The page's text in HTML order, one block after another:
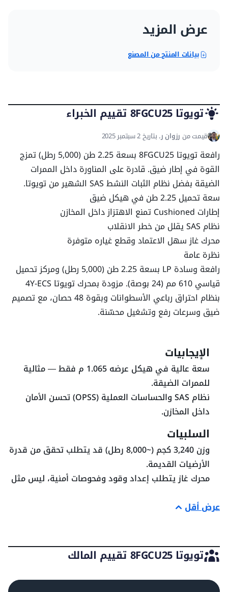
المحرك
عدد الاسطوانات
دورة المحرك @
عزم المحرك @
الصاري
سرعة الرفع
مركز الحمولة
سعة أنظمة الخدمة
سعة الوقود
سعة سائل الهيدروليك
النظام الهيدروليكي
ضغط صمام الهيدروليك
المواصفات التشغيلية
عدد العجلات الامامية
نوع الاطارات وسادة
الهيكل السفلي
عرض المزيد
بيانات المنتج من المصنع
تويوتا 8FGCU25 تقييم الخبراء
قيمت من رزوان ر. بتاريخ 2 سبتمبر 2025
رافعة تويوتا 8FGCU25 بسعة 2.25 طن (5,000 رطل) تمزج
القوة في إطار ضيق. قادرة على المناورة داخل الممرات
الضيقة بفضل نظام الثبات النشط SAS الشهير من تويوتا.
سعة تحميل 2.25 طن في هيكل ضيق
إطارات Cushioned تمنع الاهتزاز داخل المخازن
نظام SAS يقلل من خطر الانقلاب
محرك غاز سهل الاعتماد وقطع غياره متوفرة
نظرة عامة
رافعة وسادة LP بسعة 2.25 طن (5,000 رطل) ومركز تحميل
قياسي 610 مم (24 بوصة). مزودة بمحرك تويوتا 4Y-ECS
بنظام احتراق رباعي الأسطوانات وبقوة 48 حصان، مع تصميم
ضيق وسرعات رفع وتشغيل محسّنة.
الإيجابيات
سعة عالية في هيكل عرضه 1.065 م فقط — مثالية
للممرات الضيقة.
نظام SAS والحساسات العملية (OPSS) تحسن الأمان
داخل المخازن.
السلبيات
وزن 3,240 كجم (~8,000 رطل) قد يتطلب تحقق من قدرة
الأرضيات القديمة.
محرك غاز يتطلب إعداد وقود وفحوصات أمنية، ليس مثل
الأداء والكفاءة
بجدولة صيانة مرنة.
المقارنة
مقارنةً بـ 8FGCU20 (1.8 طن) أو 8FGCU15، يوفر 25 % زيادة
عرض أقل
تويوتا 8FGCU25 تقييم المالك